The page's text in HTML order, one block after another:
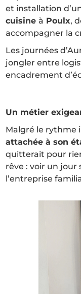
et installation
cuisineà Poulx,
accompagner la
Les journées
jongler entre
encadrement
Un métier
Malgré le rythme
attachée à son
quitterait pour
rêve : voir un jour
l’entreprise